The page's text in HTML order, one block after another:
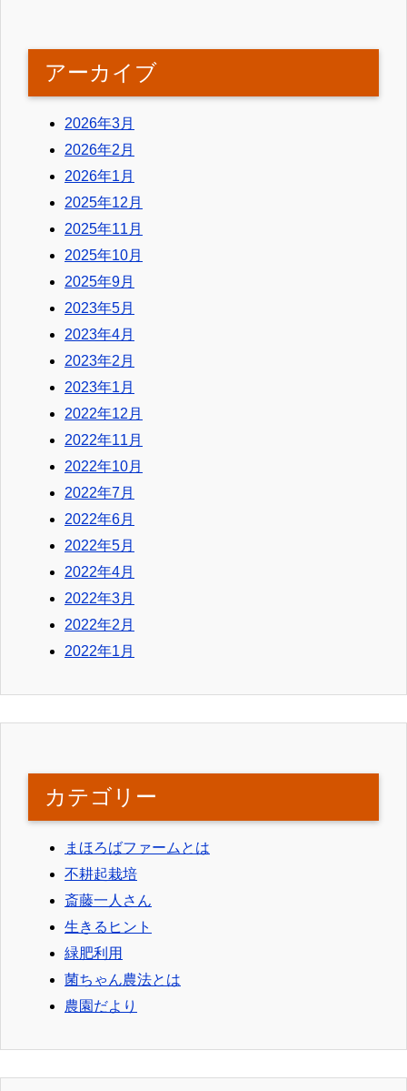
アーカイブ
2026年3月
2026年2月
2026年1月
2025年12月
2025年11月
2025年10月
2025年9月
2023年5月
2023年4月
2023年2月
2023年1月
2022年12月
2022年11月
2022年10月
2022年7月
2022年6月
2022年5月
2022年4月
2022年3月
2022年2月
2022年1月
カテゴリー
まほろばファームとは
不耕起栽培
斎藤一人さん
生きるヒント
緑肥利用
菌ちゃん農法とは
農園だより